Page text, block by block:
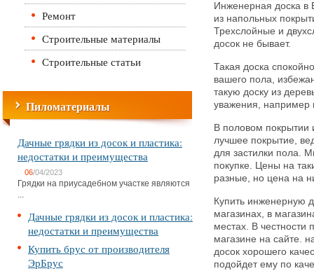
Ремонт
Строительные материалы
Строительные статьи
Пиломатериалы
Дачные грядки из досок и пластика:
недостатки и преимущества
06/04/2023
Грядки на приусадебном участке являются
...
Дачные грядки из досок и пластика:
недостатки и преимущества
Купить брус от производителя
ЭрБрус
Инженерная доска в
из напольных
Трехслойные и
досок не бывает.
Такая доска
вашего пола,
такую доску из
уважения, например
В половом покрытии
лучшее покрытие,
для застилки пола.
покупке. Цены на
разные, но цена на
Купить инженерную
магазинах, в
местах. В честности
магазине на сайте.
досок хорошего
подойдет ему по